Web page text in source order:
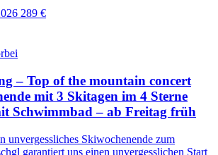
289 €
– Top of the mountain concert
mit 3 Skitagen im 4 Sterne
Schwimmbad – ab Freitag früh
unvergessliches Skiwochenende zum
garantiert uns einen unvergesslichen Start